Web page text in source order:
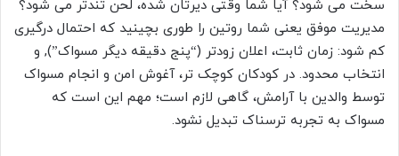
سخت می شود؟ آیا شما وقتی دیرتان شده، لحن تندتر می شود؟
مدیریت موفق یعنی شما روتین را طوری بچینید که احتمال درگیری
کم شود: زمان ثابت، اعلان زودتر (“پنج دقیقه دیگر مسواک”), و
انتخاب محدود. در کودکان کوچک تر، آغوش امن و انجام مسواک
توسط والدین با آرامش، گاهی لازم است؛ مهم این است که
مسواک به تجربه ترسناک تبدیل نشود.